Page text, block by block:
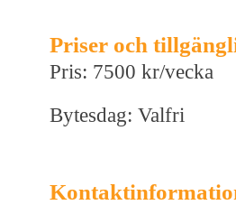
Priser och
Pris: 7500 kr/vecka
Bytesdag: Valfri